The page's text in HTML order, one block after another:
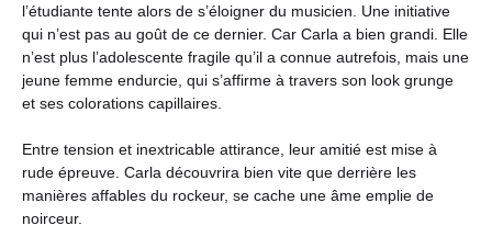
l’étudiante tente alors de s’éloigner du musicien. Une initiative
qui n’est pas au goût de ce dernier. Car Carla a bien grandi. Elle
n’est plus l’adolescente fragile qu’il a connue autrefois, mais une
jeune femme endurcie, qui s’affirme à travers son look grunge
et ses colorations capillaires.
Entre tension et inextricable attirance, leur amitié est mise à
rude épreuve. Carla découvrira bien vite que derrière les
manières affables du rockeur, se cache une âme emplie de
noirceur.